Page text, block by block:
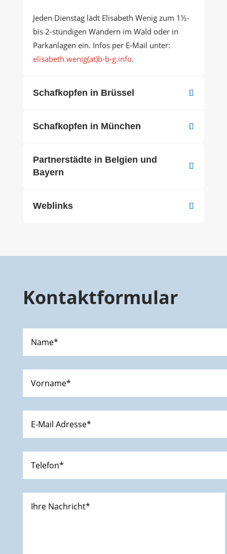
Jeden Dienstag lädt Elisabeth Wenig zum 1½-
bis 2-stündigen Wandern im Wald oder in
Parkanlagen ein. Infos per E-Mail unter:
elisabeth.wenig(at)b-b-g.info.
Schafkopfen in Brüssel
Schafkopfen in München
Partnerstädte in Belgien und
Bayern
Weblinks
Kontaktformular